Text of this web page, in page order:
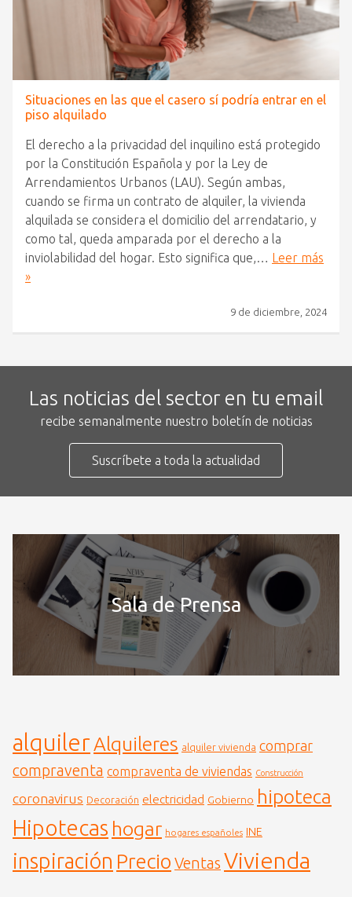
Situaciones en las que el casero sí podría entrar en el
piso alquilado
El derecho a la privacidad del inquilino está protegido
por la Constitución Española y por la Ley de
Arrendamientos Urbanos (LAU). Según ambas,
cuando se firma un contrato de alquiler, la vivienda
alquilada se considera el domicilio del arrendatario, y
como tal, queda amparada por el derecho a la
inviolabilidad del hogar. Esto significa que,… Leer más
»
9 de diciembre, 2024
Las noticias del sector en tu email
recibe semanalmente nuestro boletín de noticias
Suscríbete a toda la actualidad
Sala de Prensa
alquilerAlquileres alquiler vivienda comprar
compraventa compraventa de viviendas Construcción
coronavirus Decoración electricidad Gobierno hipoteca
Hipotecas hogar hogares españoles INE
inspiración Precio Ventas Vivienda